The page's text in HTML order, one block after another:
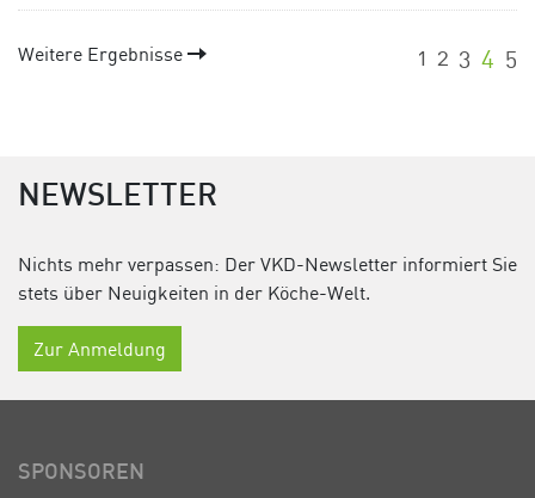
Weitere Ergebnisse 1 2 3 4 5
NEWSLETTER
Nichts mehr verpassen: Der VKD-Newsletter informiert Sie
stets über Neuigkeiten in der Köche-Welt.
Zur Anmeldung
SPONSOREN